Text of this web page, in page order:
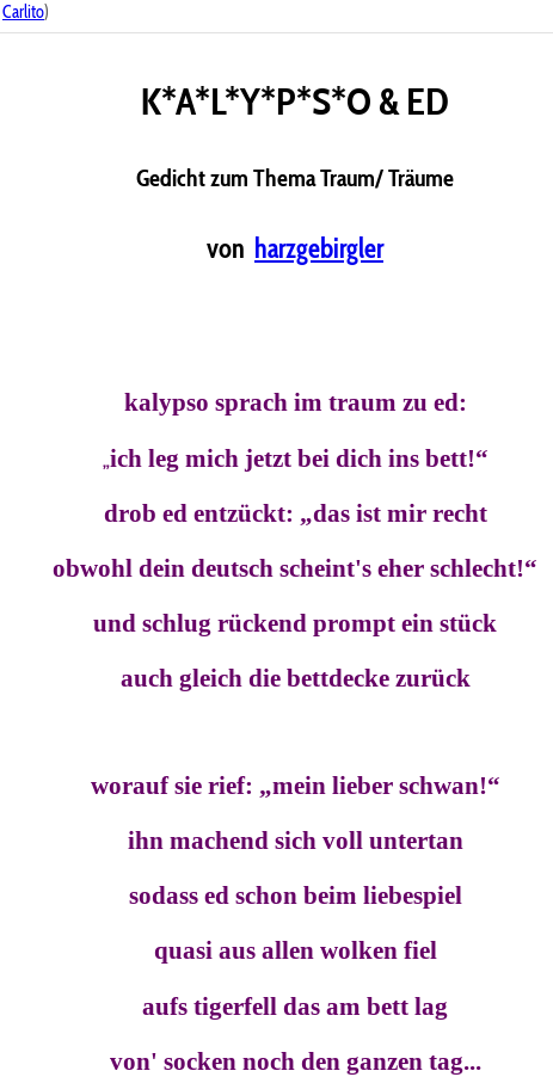
Carlito)
K*A*L*Y*P*S*O & ED
Gedicht zum Thema Traum/ Träume
von harzgebirgler
kalypso sprach im traum zu ed:
„ich leg mich jetzt bei dich ins bett!“
drob ed entzückt: „das ist mir recht
obwohl dein deutsch scheint's eher schlecht!“
und schlug rückend prompt ein stück
auch gleich die bettdecke zurück
worauf sie rief: „mein lieber schwan!“
ihn machend sich voll untertan
sodass ed schon beim liebespiel
quasi aus allen wolken fiel
aufs tigerfell das am bett lag
von' socken noch den ganzen tag...